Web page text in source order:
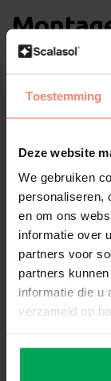
Toestemming
Deze website
We gebruiken
personaliseren,
en om ons
informatie over
partners voor
partners
informatie die u
verzameld op
Vorbereitungen
SCALASOL® TO-
Die NT65 wird auf
für alle Arten von
Glas und
Low-E /
Wenn Sie über
Low-E-Glas